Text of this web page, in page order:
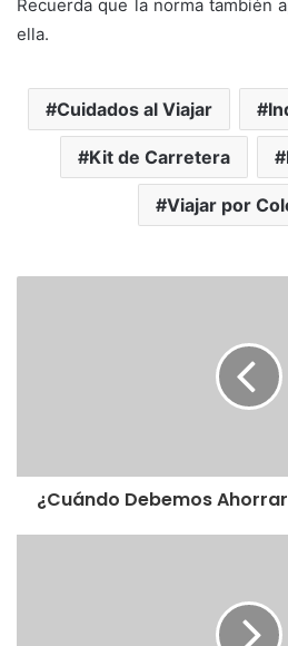
Recuerda que la norma también
ella.
Cuidados al Viajar
Kit de Carretera
Viajar por
¿Cuándo Debemos